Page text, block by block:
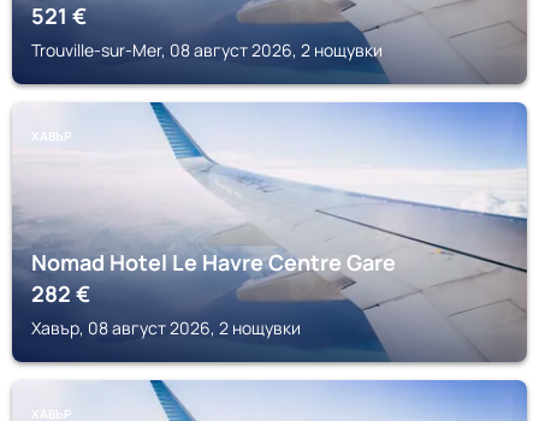
521€
Trouville-sur-Mer, 08 август 2026, 2 нощувки
ХАВЪР
Nomad Hotel Le Havre Centre Gare
282€
Хавър, 08 август 2026, 2 нощувки
ХАВЪР